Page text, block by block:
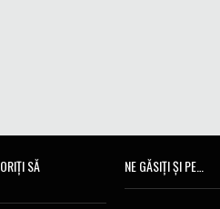
SĂ NE GĂSIȚI ȘI PE…